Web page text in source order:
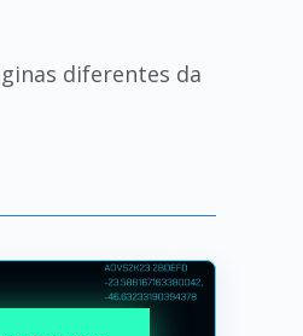
diferentes da